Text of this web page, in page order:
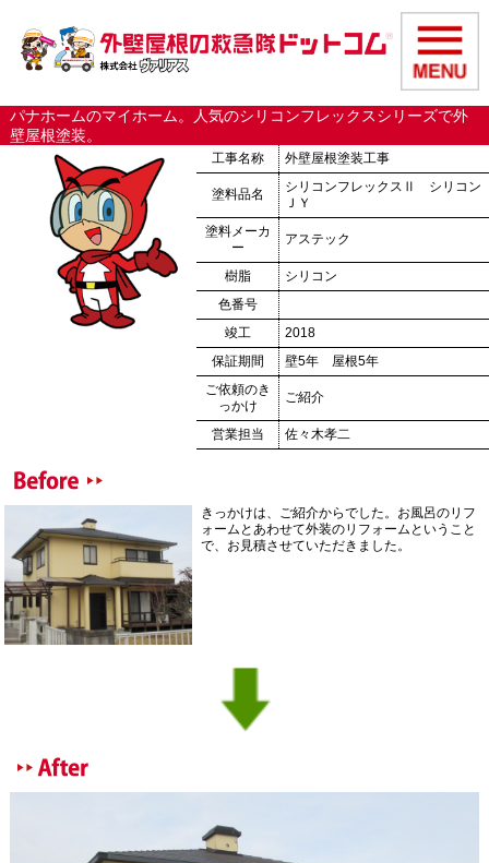
パナホームのマイホーム。人気のシリコンフレックスシリーズで外
壁屋根塗装。
工事名称 外壁屋根塗装工事
塗料品名
シリコンフレックスⅡ シリコン
ＪＹ
塗料メーカ
ー
アステック
樹脂
シリコン
色番号
竣工
2018
保証期間
壁5年 屋根5年
ご依頼のき
っかけ
ご紹介
営業担当 佐々木孝二
きっかけは、ご紹介からでした。お風呂のリフ
ォームとあわせて外装のリフォームということ
で、お見積させていただきました。